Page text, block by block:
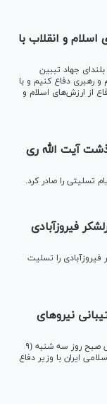
و انقلاب با
جهاد تببین
و رهبری دفاع کنیم و با
از ارزش‌های اسلام و
آیت الله ری
تسلیتی را صادر کرد.
فیروزآبادی
را تسلیت
نیرو‌های
امیر سرلشکر سید عبدالرحیم موسوی فرمانده کل ارتش صبح روز سه شنبه (۹
ایران با وزیر دفاع